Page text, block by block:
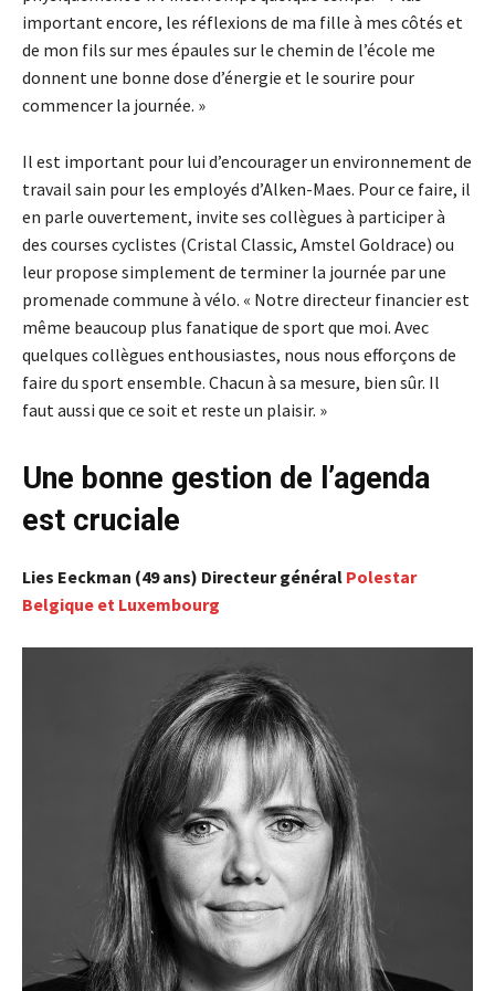
important encore, les réflexions de ma fille à mes côtés et
de mon fils sur mes épaules sur le chemin de l’école me
donnent une bonne dose d’énergie et le sourire pour
commencer la journée. »
Il est important pour lui d’encourager un environnement de
travail sain pour les employés d’Alken-Maes. Pour ce faire, il
en parle ouvertement, invite ses collègues à participer à
des courses cyclistes (Cristal Classic, Amstel Goldrace) ou
leur propose simplement de terminer la journée par une
promenade commune à vélo. « Notre directeur financier est
même beaucoup plus fanatique de sport que moi. Avec
quelques collègues enthousiastes, nous nous efforçons de
faire du sport ensemble. Chacun à sa mesure, bien sûr. Il
faut aussi que ce soit et reste un plaisir. »
Une bonne gestion de l’agenda
est cruciale
Lies Eeckman (49 ans) Directeur général Polestar
Belgique et Luxembourg